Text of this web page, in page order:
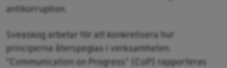
antikorruption.
Sveaskog arbetar för att konkretisera hur
principerna återspeglas i verksamheten.
”Communication on Progress” (CoP) rapporteras